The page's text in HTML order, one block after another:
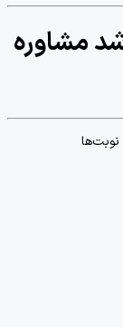
مشاوره